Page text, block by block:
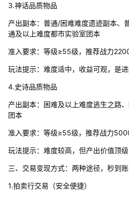
3.神话品质物品
产出副本：普通/困难难度遗迹副本、
通及以上难度都市实验室团本
准入要求：等级≥55级，推荐战力
玩法提示：难度适中，收益可观，是
4.史诗品质物品
产出副本：困难及以上难度逃生之路
团本
准入要求：等级≥55级，推荐战力
玩法提示：难度较高，但产出价值顶
三、交易变现方式：两种途径，秒到
1.拍卖行交易（安全便捷）